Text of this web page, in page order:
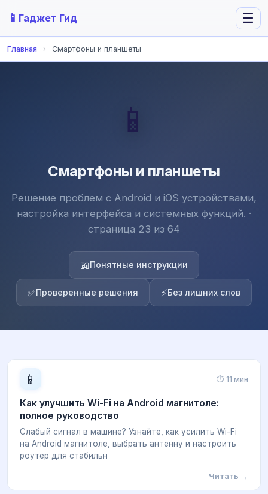
📱 Гаджет Гид ☰
Главная › Смартфоны и планшеты
📱
Смартфоны и планшеты
Решение проблем с Android и iOS устройствами,
настройка интерфейса и системных функций. ·
страница 23 из 64
📖Понятные инструкции
✅Проверенные решения ⚡Без лишних слов
📱 ⏱ 11 мин
Как улучшить Wi-Fi на Android магнитоле:
полное руководство
Слабый сигнал в машине? Узнайте, как усилить Wi-Fi
на Android магнитоле, выбрать антенну и настроить
роутер для стабильн
Читать →